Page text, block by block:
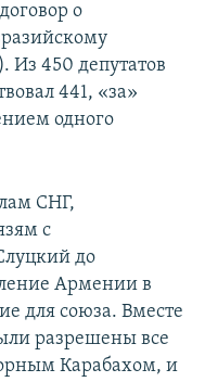
договор о
Из 450 депутатов
441, «за»
одного
СНГ,
с
до
Армении в
для союза. Вместе
разрешены все
Карабахом, и